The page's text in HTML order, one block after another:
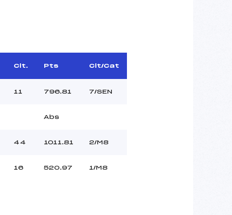
Clt. Pts Clt/Cat
11 796.81 7/SEN
Abs
44 1011.81 2/M8
16 520.97 1/M8